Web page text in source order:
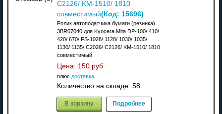
C2126/ KM-1510/ 1810
совместимый(Код: 15696)
Ролик автоподатчика бумаги (резинка)
3BR07040 для Kyocera Mita DP-100/ 410/
420/ 670/ FS-1028/ 1128/ 1030/ 1035/
1130/ 1135/ C2026/ C2126/ KM-1510/ 1810
совместимый
Цена: 150 руб
плюс доставка
Количество на складе: 58
В корзину Подробнее